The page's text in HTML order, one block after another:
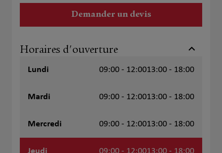
Demander un devis
Horaires d'ouverture
Lundi 09:00 - 12:0013:00 - 18:00
Mardi 09:00 - 12:0013:00 - 18:00
Mercredi 09:00 - 12:0013:00 - 18:00